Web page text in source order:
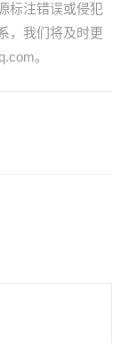
标注错误或侵犯
，我们将及时更
。